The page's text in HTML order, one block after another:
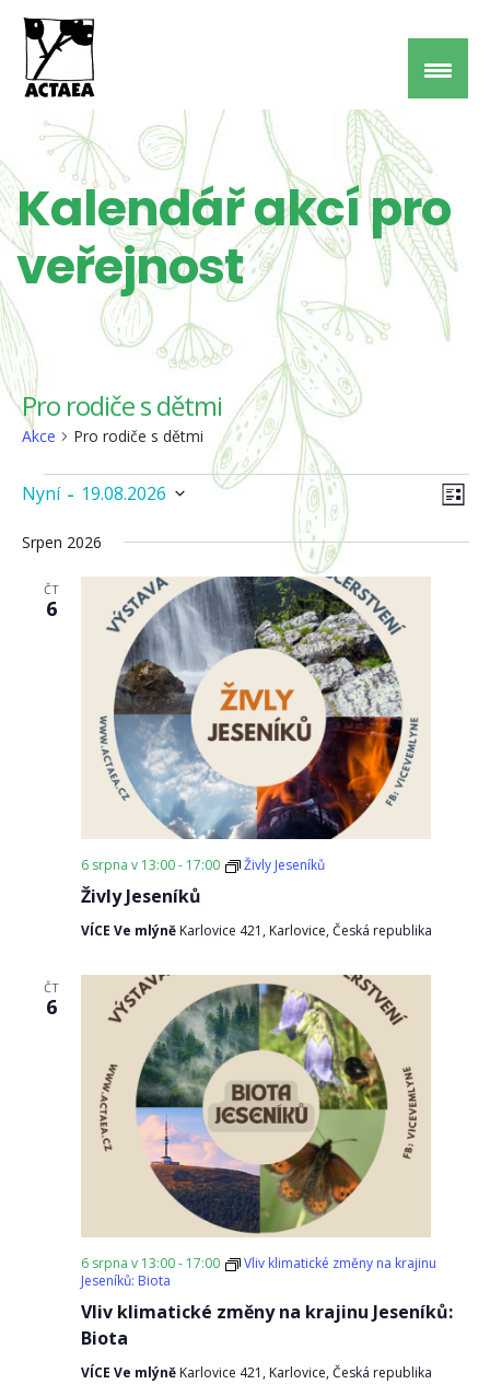
Kalendář akcí pro
veřejnost
Pro rodiče s dětmi
Akce Pro rodiče s dětmi
Akce
pro
Nyní - 19.08.2026
datum.
Srpen 2026
ČT
6
Živly Jeseníků
6 srpna v 13:00- 17:00 Živly Jeseníků
VÍCE Ve mlýně Karlovice 421, Karlovice, Česká republika
ČT
6
Vliv klimatické změny na krajinu Jeseníků:
Biota
6 srpna v 13:00- 17:00
Vliv klimatické změny na krajinu
Jeseníků: Biota
VÍCE Ve mlýně Karlovice 421, Karlovice, Česká republika